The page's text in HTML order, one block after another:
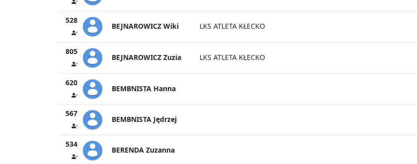
528
BEJNAROWICZ Wiki LKS ATLETA KŁECKO
805
BEJNAROWICZ Zuzia LKS ATLETA KŁECKO
620
BEMBNISTA Hanna
567
BEMBNISTA Jędrzej
534
BERENDA Zuzanna